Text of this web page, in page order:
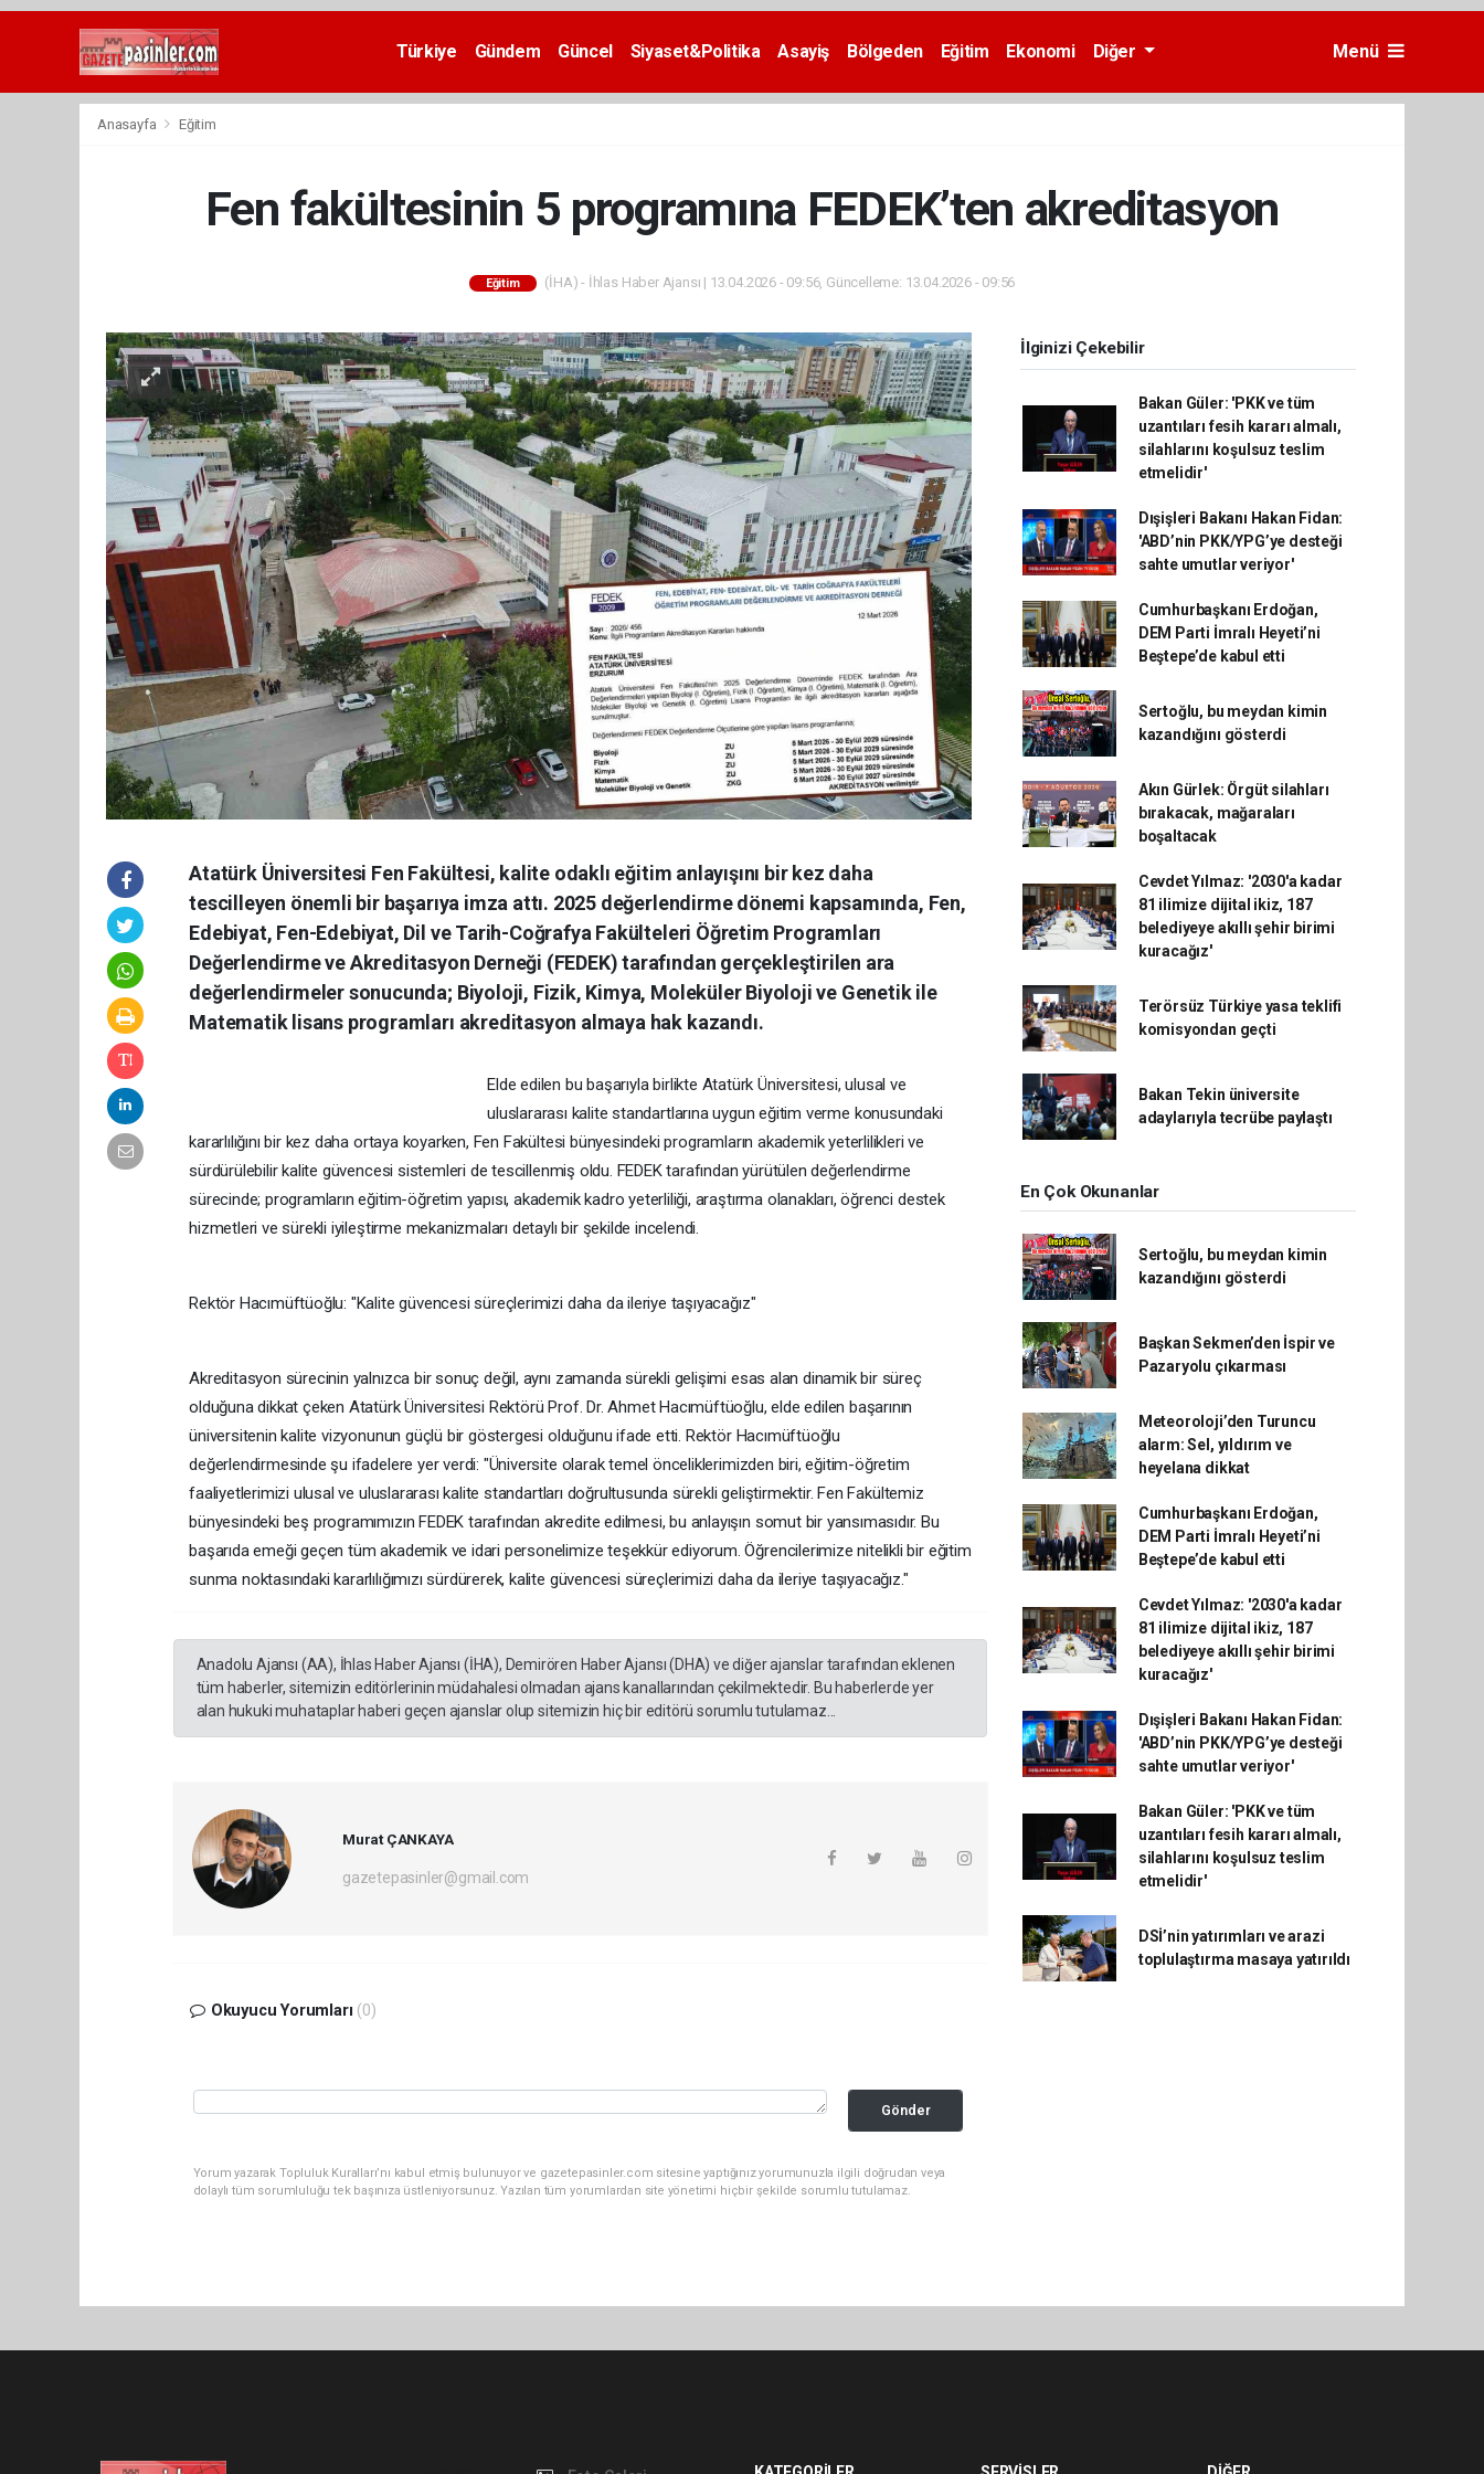
Deneme
Türkiye Gündem Güncel Siyaset&Politika Asayiş Bölgeden Eğitim Ekonomi Diğer Menü
Anasayfa Eğitim
Fen fakültesinin 5 programına FEDEK’ten akreditasyon
Eğitim (İHA) - İhlas Haber Ajansı | 13.04.2026 - 09:56, Güncelleme: 13.04.2026 - 09:56
Atatürk Üniversitesi Fen Fakültesi, kalite odaklı eğitim anlayışını bir kez daha
tescilleyen önemli bir başarıya imza attı. 2025 değerlendirme dönemi kapsamında, Fen,
Edebiyat, Fen-Edebiyat, Dil ve Tarih-Coğrafya Fakülteleri Öğretim Programları
Değerlendirme ve Akreditasyon Derneği (FEDEK) tarafından gerçekleştirilen ara
değerlendirmeler sonucunda; Biyoloji, Fizik, Kimya, Moleküler Biyoloji ve Genetik ile
Matematik lisans programları akreditasyon almaya hak kazandı.
Elde edilen bu başarıyla birlikte Atatürk Üniversitesi, ulusal ve
uluslararası kalite standartlarına uygun eğitim verme konusundaki
kararlılığını bir kez daha ortaya koyarken, Fen Fakültesi bünyesindeki programların akademik yeterlilikleri ve
sürdürülebilir kalite güvencesi sistemleri de tescillenmiş oldu. FEDEK tarafından yürütülen değerlendirme
sürecinde; programların eğitim-öğretim yapısı, akademik kadro yeterliliği, araştırma olanakları, öğrenci destek
hizmetleri ve sürekli iyileştirme mekanizmaları detaylı bir şekilde incelendi.
Rektör Hacımüftüoğlu: "Kalite güvencesi süreçlerimizi daha da ileriye taşıyacağız"
Akreditasyon sürecinin yalnızca bir sonuç değil, aynı zamanda sürekli gelişimi esas alan dinamik bir süreç
olduğuna dikkat çeken Atatürk Üniversitesi Rektörü Prof. Dr. Ahmet Hacımüftüoğlu, elde edilen başarının
üniversitenin kalite vizyonunun güçlü bir göstergesi olduğunu ifade etti. Rektör Hacımüftüoğlu
değerlendirmesinde şu ifadelere yer verdi: "Üniversite olarak temel önceliklerimizden biri, eğitim-öğretim
faaliyetlerimizi ulusal ve uluslararası kalite standartları doğrultusunda sürekli geliştirmektir. Fen Fakültemiz
bünyesindeki beş programımızın FEDEK tarafından akredite edilmesi, bu anlayışın somut bir yansımasıdır. Bu
başarıda emeği geçen tüm akademik ve idari personelimize teşekkür ediyorum. Öğrencilerimize nitelikli bir eğitim
sunma noktasındaki kararlılığımızı sürdürerek, kalite güvencesi süreçlerimizi daha da ileriye taşıyacağız."
Anadolu Ajansı (AA), İhlas Haber Ajansı (İHA), Demirören Haber Ajansı (DHA) ve diğer ajanslar tarafından eklenen
tüm haberler, sitemizin editörlerinin müdahalesi olmadan ajans kanallarından çekilmektedir. Bu haberlerde yer
alan hukuki muhataplar haberi geçen ajanslar olup sitemizin hiç bir editörü sorumlu tutulamaz...
Murat ÇANKAYA
gazetepasinler@gmail.com
Okuyucu Yorumları (0)
Gönder
Yorum yazarak Topluluk Kuralları’nı kabul etmiş bulunuyor ve gazetepasinler.com sitesine yaptığınız yorumunuzla ilgili doğrudan veya
dolaylı tüm sorumluluğu tek başınıza üstleniyorsunuz. Yazılan tüm yorumlardan site yönetimi hiçbir şekilde sorumlu tutulamaz.
İlginizi Çekebilir
Bakan Güler: 'PKK ve tüm
uzantıları fesih kararı almalı,
silahlarını koşulsuz teslim
etmelidir'
Dışişleri Bakanı Hakan Fidan:
'ABD’nin PKK/YPG’ye desteği
sahte umutlar veriyor'
Cumhurbaşkanı Erdoğan,
DEM Parti İmralı Heyeti’ni
Beştepe’de kabul etti
Sertoğlu, bu meydan kimin
kazandığını gösterdi
Akın Gürlek: Örgüt silahları
bırakacak, mağaraları
boşaltacak
Cevdet Yılmaz: '2030'a kadar
81 ilimize dijital ikiz, 187
belediyeye akıllı şehir birimi
kuracağız'
Terörsüz Türkiye yasa teklifi
komisyondan geçti
Bakan Tekin üniversite
adaylarıyla tecrübe paylaştı
En Çok Okunanlar
Sertoğlu, bu meydan kimin
kazandığını gösterdi
Başkan Sekmen’den İspir ve
Pazaryolu çıkarması
Meteoroloji’den Turuncu
alarm: Sel, yıldırım ve
heyelana dikkat
Cumhurbaşkanı Erdoğan,
DEM Parti İmralı Heyeti’ni
Beştepe’de kabul etti
Cevdet Yılmaz: '2030'a kadar
81 ilimize dijital ikiz, 187
belediyeye akıllı şehir birimi
kuracağız'
Dışişleri Bakanı Hakan Fidan:
'ABD’nin PKK/YPG’ye desteği
sahte umutlar veriyor'
Bakan Güler: 'PKK ve tüm
uzantıları fesih kararı almalı,
silahlarını koşulsuz teslim
etmelidir'
DSİ’nin yatırımları ve arazi
toplulaştırma masaya yatırıldı